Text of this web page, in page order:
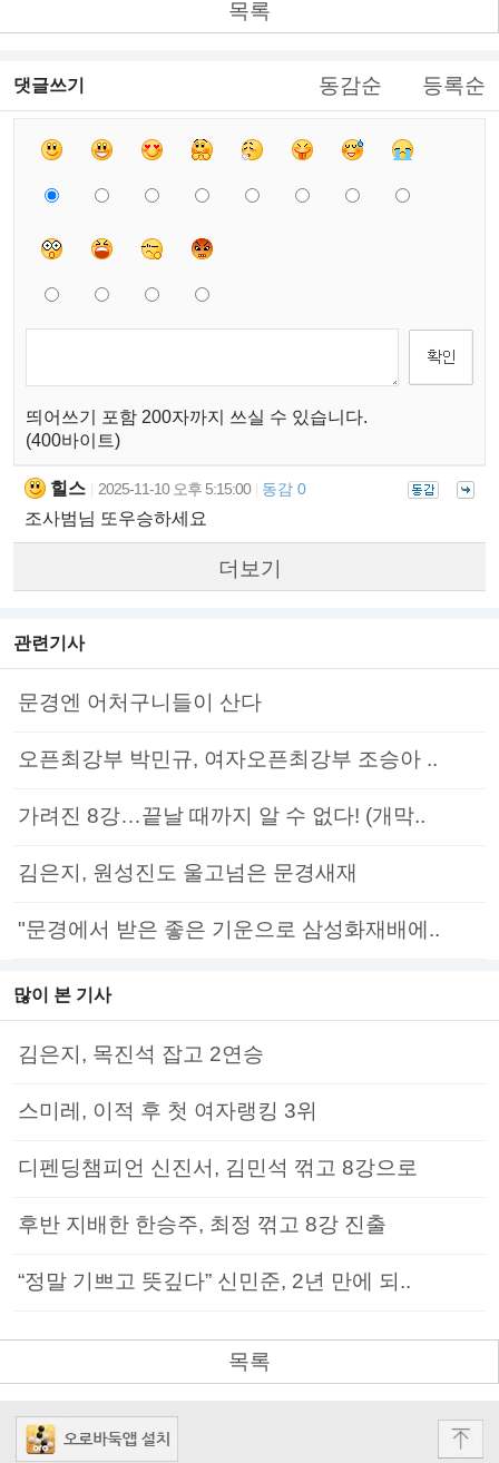
목록
댓글쓰기 동감순 등록순
띄어쓰기 포함 200자까지 쓰실 수 있습니다.
(400바이트)
힐스 2025-11-10 오후 5:15:00 동감 0
조사범님 또우승하세요
더보기
관련기사
문경엔 어처구니들이 산다
오픈최강부 박민규, 여자오픈최강부 조승아 ..
가려진 8강…끝날 때까지 알 수 없다! (개막..
김은지, 원성진도 울고넘은 문경새재
"문경에서 받은 좋은 기운으로 삼성화재배에..
많이 본 기사
김은지, 목진석 잡고 2연승
스미레, 이적 후 첫 여자랭킹 3위
디펜딩챔피언 신진서, 김민석 꺾고 8강으로
후반 지배한 한승주, 최정 꺾고 8강 진출
“정말 기쁘고 뜻깊다” 신민준, 2년 만에 되..
목록